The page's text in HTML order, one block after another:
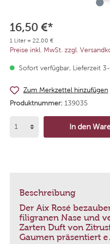
16,50 €*
1 Liter = 22,00 €
Preise inkl. MwSt. zzgl.
Sofort verfügbar, Lieferzeit
Zum Merkzettel hinzufügen
Produktnummer: 139035
In den
Beschreibung
Der Aix Rosé
filigranen Nase und
Zarten Duft von
Gaumen präsentiert